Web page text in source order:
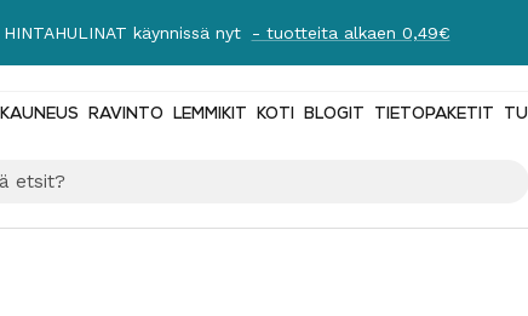
Ilmainen toimitus yli 89 € tilauksiin! Lue lisää
KAUNEUS RAVINTO LEMMIKIT KOTI BLOGIT TIETOPAKETIT